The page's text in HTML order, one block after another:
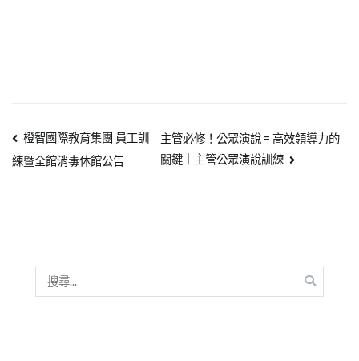
橙智國際教育集團 員工訓
練暨全館消毒休館公告
主管必修！公眾演說 = 高效領導力的
關鍵｜主管公眾演說訓練